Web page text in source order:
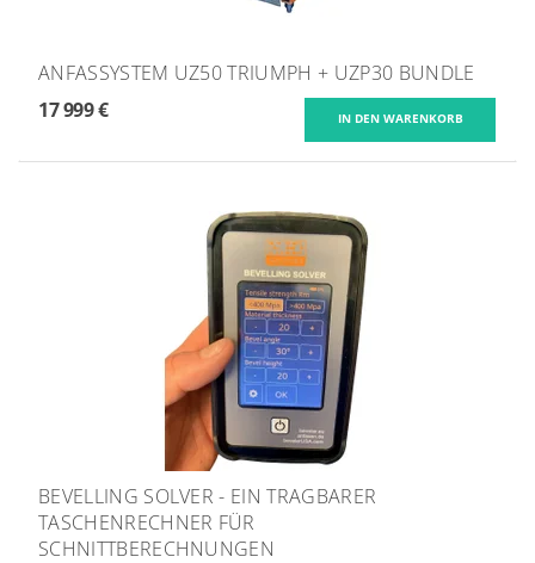
ANFASSYSTEM UZ50 TRIUMPH + UZP30 BUNDLE
17 999 €
BEVELLING SOLVER - EIN TRAGBARER
TASCHENRECHNER FÜR
SCHNITTBERECHNUNGEN